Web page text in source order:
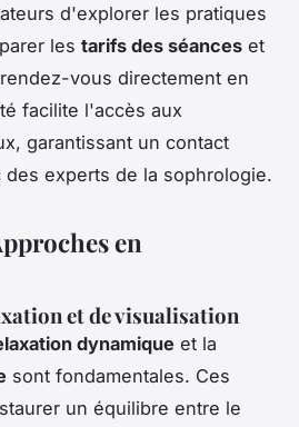
d'explorer les pratiques
les tarifs des séances et
vous directement en
facilite l'accès aux
garantissant un contact
experts de la sophrologie.
en
et de visualisation
dynamique et la
sont fondamentales. Ces
un équilibre entre le